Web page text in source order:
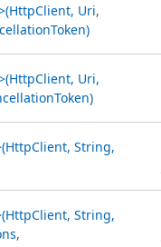
Uri,
Uri,
String,
String,